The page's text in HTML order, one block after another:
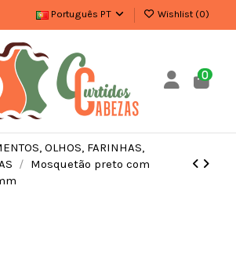
Português PT Wishlist (0)
0
OLHOS, FARINHAS,
Mosquetão preto com